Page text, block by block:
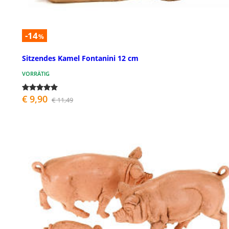
-14%
Sitzendes Kamel Fontanini 12 cm
VORRÄTIG
€ 9,90 € 11,49